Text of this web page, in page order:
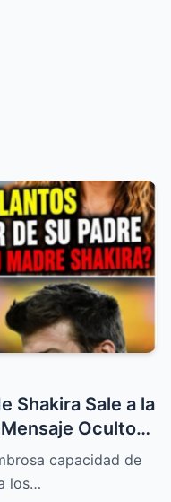
Shakira Sale a la
Oculto
Traición en
capacidad de
los…